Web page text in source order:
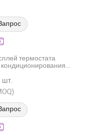
термостата
температуры воды
Co., Ltd.